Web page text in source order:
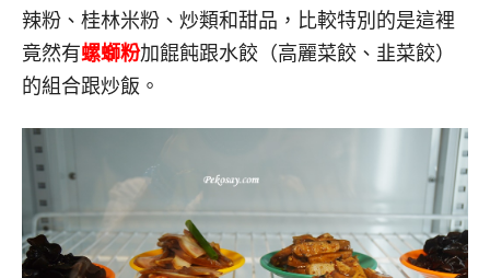
辣粉、桂林米粉、炒類和甜品，比較特別的是這裡
竟然有螺螄粉加餛飩跟水餃（高麗菜餃、韭菜餃）
的組合跟炒飯。